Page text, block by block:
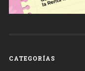
CATEGORÍAS